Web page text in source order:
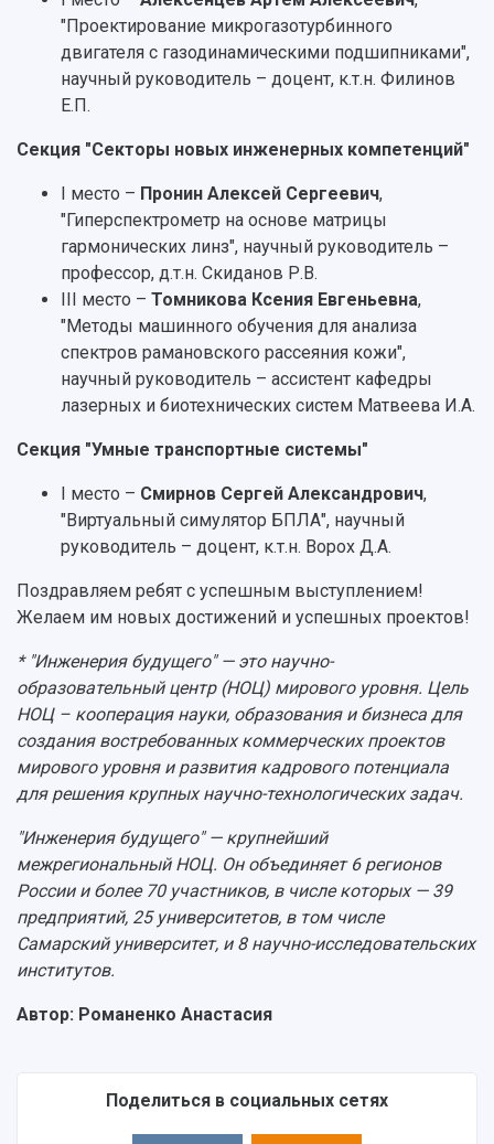
"Проектирование микрогазотурбинного
двигателя с газодинамическими подшипниками",
научный руководитель – доцент, к.т.н. Филинов
Е.П.
Секция "Секторы новых инженерных компетенций"
I место – Пронин Алексей Сергеевич,
"Гиперспектрометр на основе матрицы
гармонических линз", научный руководитель –
профессор, д.т.н. Скиданов Р.В.
III место – Томникова Ксения Евгеньевна,
"Методы машинного обучения для анализа
спектров рамановского рассеяния кожи",
научный руководитель – ассистент кафедры
лазерных и биотехнических систем Матвеева И.А.
Секция "Умные транспортные системы"
I место – Смирнов Сергей Александрович,
"Виртуальный симулятор БПЛА", научный
руководитель – доцент, к.т.н. Ворох Д.А.
Поздравляем ребят с успешным выступлением!
Желаем им новых достижений и успешных проектов!
* "Инженерия будущего" — это научно-
образовательный центр (НОЦ) мирового уровня. Цель
НОЦ – кооперация науки, образования и бизнеса для
создания востребованных коммерческих проектов
мирового уровня и развития кадрового потенциала
для решения крупных научно-технологических задач.
"Инженерия будущего" — крупнейший
межрегиональный НОЦ. Он объединяет 6 регионов
России и более 70 участников, в числе которых — 39
предприятий, 25 университетов, в том числе
Самарский университет, и 8 научно-исследовательских
институтов.
Автор: Романенко Анастасия
Поделиться в социальных сетях